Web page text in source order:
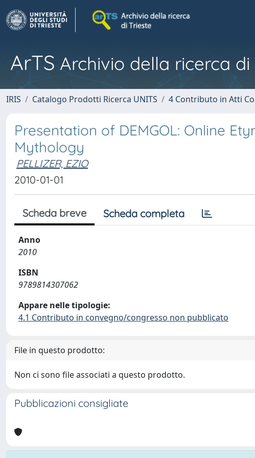
ArTS Archivio della ricerca di
IRIS Catalogo Prodotti Ricerca UNITS 4 Contributo in Atti
Presentation of DEMGOL: Online
Mythology
PELLIZER, EZIO
2010-01-01
Scheda breve Scheda completa
Anno
2010
ISBN
9789814307062
Appare nelle tipologie:
4.1 Contributo in convegno/congresso non pubblicato
File in questo prodotto:
Non ci sono file associati a questo prodotto.
Pubblicazioni consigliate